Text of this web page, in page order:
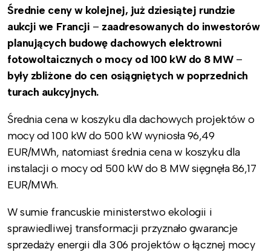
Średnie ceny w kolejnej, już dziesiątej rundzie
aukcji we Francji – zaadresowanych do inwestorów
planujących budowę dachowych elektrowni
fotowoltaicznych o mocy od 100 kW do 8 MW–
były zbliżone do cen osiągniętych w poprzednich
turach aukcyjnych.
Średnia cena w koszyku dla dachowych projektów o
mocy od 100 kW do 500 kW wyniosła 96,49
EUR/MWh, natomiast średnia cena w koszyku dla
instalacji o mocy od 500 kW do 8 MW sięgnęła 86,17
EUR/MWh.
W sumie francuskie ministerstwo ekologii i
sprawiedliwej transformacji przyznało gwarancje
sprzedaży energii dla 306 projektów o łącznej mocy